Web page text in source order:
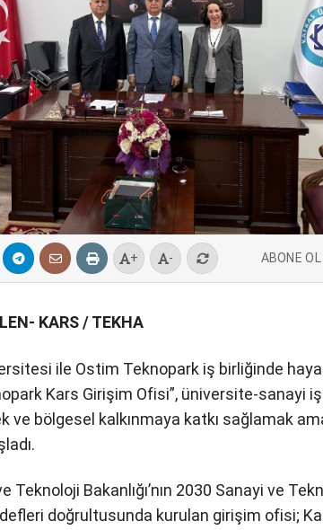
+ - ABONE OL
KARS / TEKHA
ile Ostim Teknopark iş birliğinde
Kars Girişim Ofisi”, üniversite-sanayi
ve bölgesel kalkınmaya katkı sağlamak
Teknoloji Bakanlığı’nın 2030 Sanayi ve
doğrultusunda kurulan girişim ofisi;